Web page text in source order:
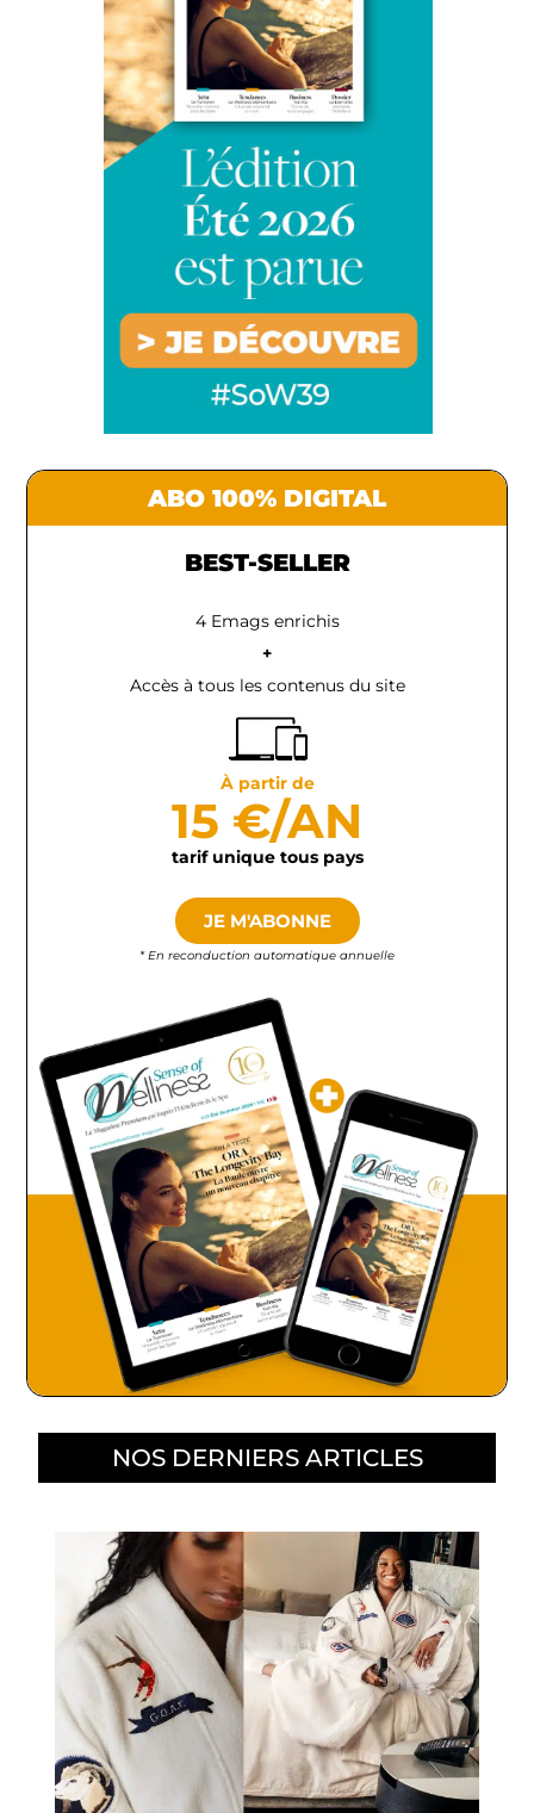
ABO 100% DIGITAL
BEST-SELLER
4 Emags enrichis
+
Accès à tous les contenus du site
À partir de
15 €/AN
tarif unique tous pays
JE M'ABONNE
* En reconduction automatique annuelle
NOS DERNIERS ARTICLES